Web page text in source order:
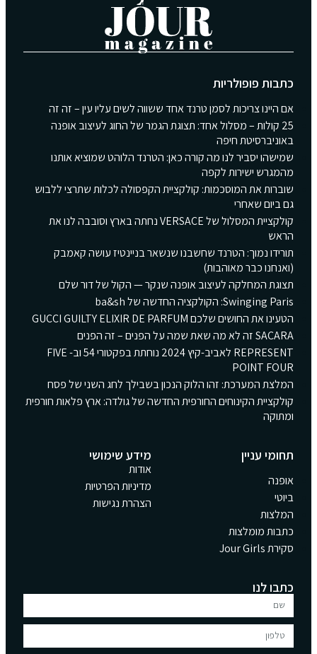
כתבות פופולריות
אם היינו צריכות לסמן טרנד אחד ששווה לשים עליו עין – זה זה
25 קולות – מסלול אחד: תצוגת הגמר של החוג לעיצוב אופנה
באוניברסיטת חיפה
שמישהו יסביר לנו מה קורה כאן: הטרנד הלוהט שמוציא אותנו
מהמגרש ישירות לקפה
שוברות את המוסכמות: קולקציית הקפסולה לכלות שתרצי ללבוש
גם ביום שאחרי
קולקציית המסלול של VERSACE נחתה בארץ וסובבה לנו את
הראש
תורידו נמוך: הטרנד שחשבנו שנשאר בניינטיז עושה קאמבק
(ואנחנו כבר מאוהבות)
תצוגת המחלקה לעיצוב אופנה שנקר — הקול של דור שלם
Swinging Paris: הקולקציה החדשה של ba&sh
הטעינו את החושים שלכם GUCCI GUILTY ELIXIR DE PARFUM
SACARA זה לא מה שאת שמה על הפנים – זה הפנים
REPRESENT לאביב-קיץ 2024 נוחתת בפקטורי 54 וב- FIVE
POINT FOUR
המלצת המערכת: זהו הלוק הנכון בשבילך לחג השני של פסח
קולקציית הקינוחים החורפית החדשה של גולדה: ארץ פלאות חורפית
ומתוקה
תחומי עניין
אופנה
ביוטי
המלצות
כתבות מומלצות
סקירת Jour Girls
מידע שימושי
אודות
מדיניות הפרטיות
הצהרת נגישות
כתבו לנו